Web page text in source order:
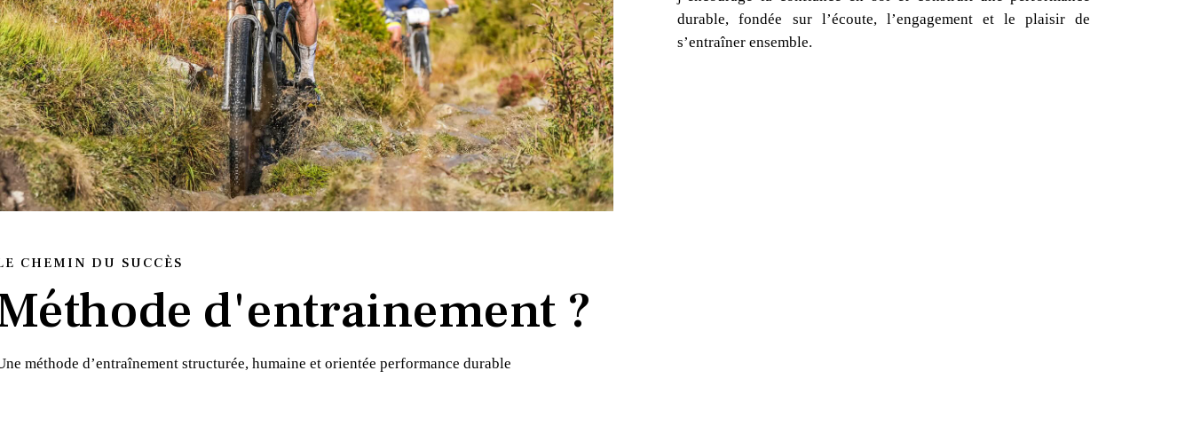
durable, fondée sur l’écoute, l’engagement et le plaisir de
s’entraîner ensemble.
CHEMIN DU SUCCÈS
d'entrainement ?
méthode d’entraînement structurée, humaine et orientée performance durable